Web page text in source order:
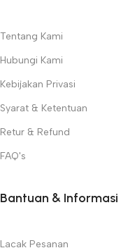
Tentang Kami
Hubungi Kami
Kebijakan Privasi
Syarat & Ketentuan
Retur & Refund
FAQ's
Bantuan & Informasi
Lacak Pesanan